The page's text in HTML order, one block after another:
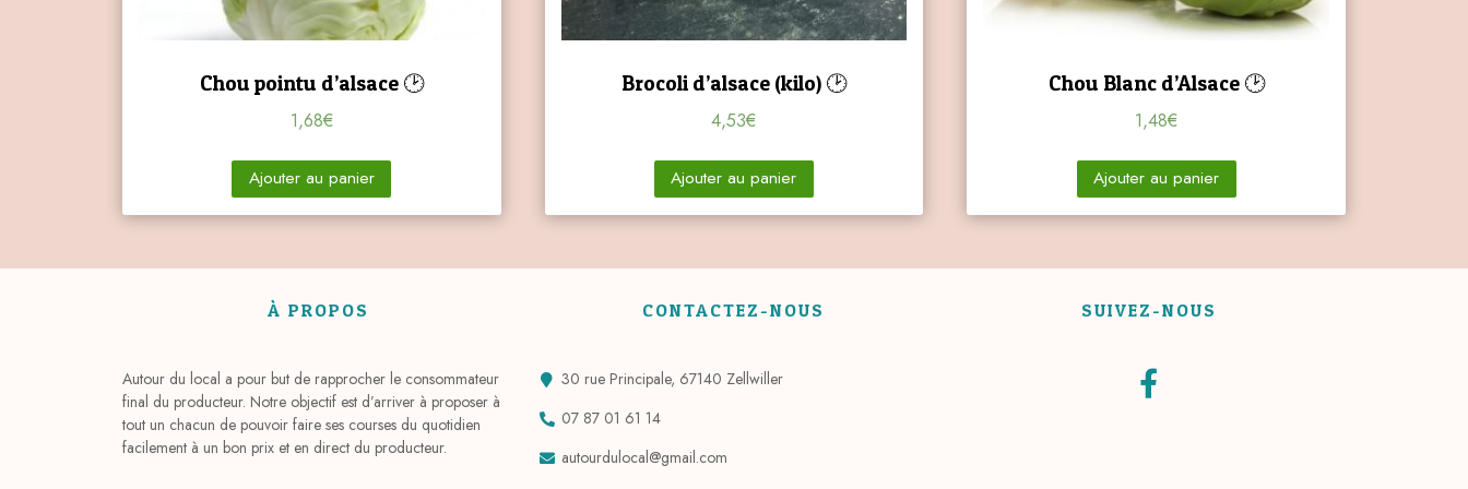
Chou pointu d’alsace 🕑
1,68€
Ajouter au panier
Brocoli d’alsace (kilo) 🕑
4,53€
Ajouter au panier
Chou Blanc d’Alsace 🕑
1,48€
Ajouter au panier
À PROPOS
Autour du local a pour but de rapprocher le consommateur
final du producteur. Notre objectif est d’arriver à proposer à
tout un chacun de pouvoir faire ses courses du quotidien
facilement à un bon prix et en direct du producteur.
CONTACTEZ-NOUS
30 rue Principale, 67140 Zellwiller
07 87 01 61 14
autourdulocal@gmail.com
SUIVEZ-NOUS